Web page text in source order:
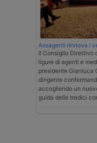
Assagenti rinnova i
Il Consiglio Direttivo
ligure di agenti e
presidente Gianluca
dirigente
accogliendo un
guida delle tredici